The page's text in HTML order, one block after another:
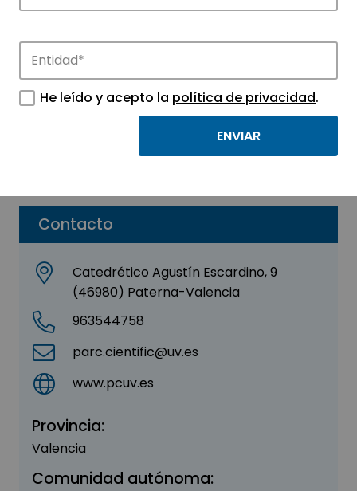
Contacto
Catedrético Agustín Escardino, 9
(46980) Paterna-Valencia
963544758
parc.cientific@uv.es
www.pcuv.es
Provincia:
Valencia
Comunidad autónoma:
INNCEINNMAT, S.L.
INDUSTRIAL
Parc Científic de la Universitat de
He leído y acepto la política de privacidad.